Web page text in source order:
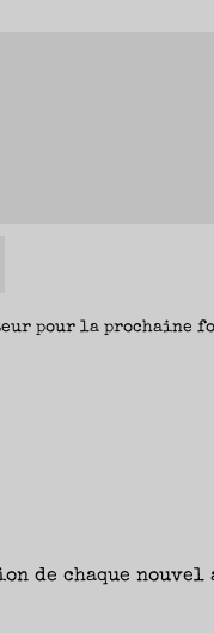
pour la prochaine
de chaque